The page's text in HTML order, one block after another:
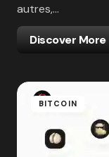
autres,…
Discover More
BITCOIN